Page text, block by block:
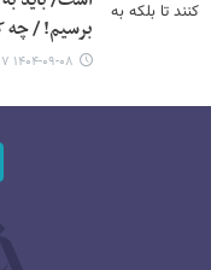
برسیم! / چه
۱۴۰۴-۰۹-۰۸ ۱۳:۱۷